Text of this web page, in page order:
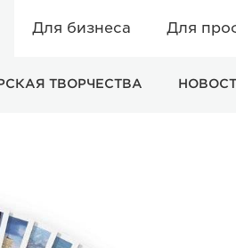
Для бизнеса Для
ТВОРЧЕСТВА